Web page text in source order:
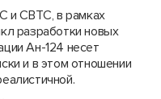
и СВТС, в рамках
разработки новых
Ан-124 несет
и в этом отношении